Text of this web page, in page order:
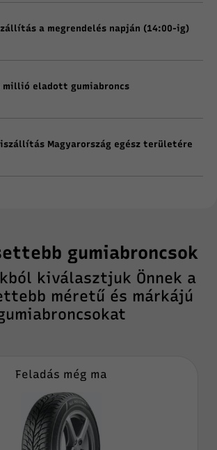
a megrendelés napján (14:00-ig)
millió eladott gumiabroncs
Magyarország egész területére
gumiabroncsok
kiválasztjuk Önnek a
méretű és márkájú
Feladás még ma